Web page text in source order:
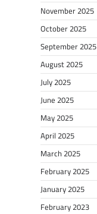
November 2025
October 2025
September 2025
August 2025
July 2025
June 2025
May 2025
April 2025
March 2025
February 2025
January 2025
February 2023